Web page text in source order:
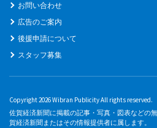
お問い合わせ
広告のご案内
後援申請について
スタッフ募集
Copyright 2026 Wibran Publicity All rights reserved.
佐賀経済新聞に掲載の記事・写真・図表などの
賀経済新聞またはその情報提供者に属します。